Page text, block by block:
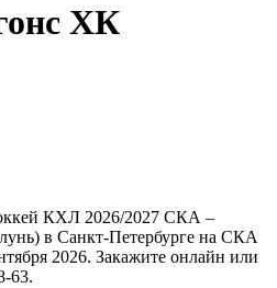
ХК
КХЛ 2026/2027 СКА –
в Санкт-Петербурге на СКА
2026. Закажите онлайн или
63.